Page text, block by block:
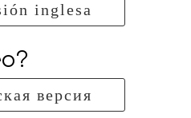
inglesa
версия